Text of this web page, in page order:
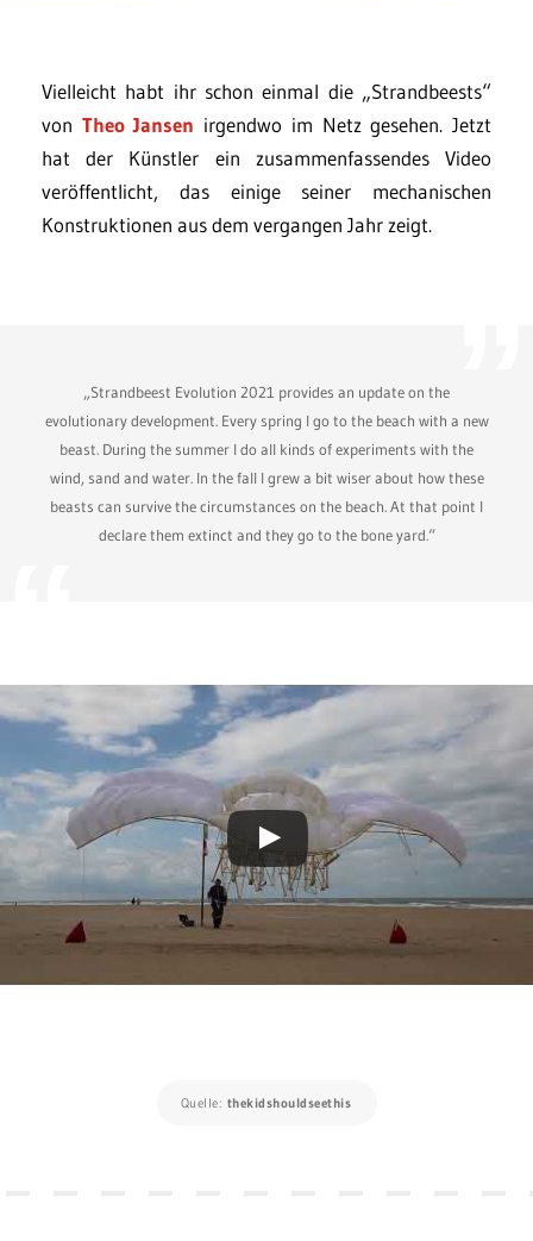
Vielleicht habt ihr schon einmal die „Strandbeests“
von Theo Jansen irgendwo im Netz gesehen. Jetzt
hat der Künstler ein zusammenfassendes Video
veröffentlicht, das einige seiner mechanischen
Konstruktionen aus dem vergangen Jahr zeigt.
„Strandbeest Evolution 2021 provides an update on the
evolutionary development. Every spring I go to the beach with a new
beast. During the summer I do all kinds of experiments with the
wind, sand and water. In the fall I grew a bit wiser about how these
beasts can survive the circumstances on the beach. At that point I
declare them extinct and they go to the bone yard.“
Quelle: thekidshouldseethis